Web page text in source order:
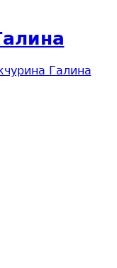
Галина